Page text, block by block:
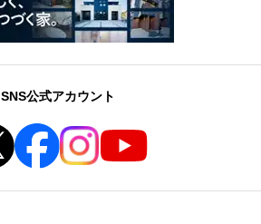
SNS公式アカウント